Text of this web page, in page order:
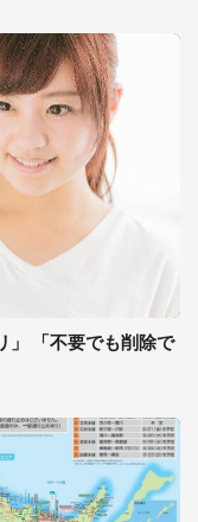
」 「不要でも削除で